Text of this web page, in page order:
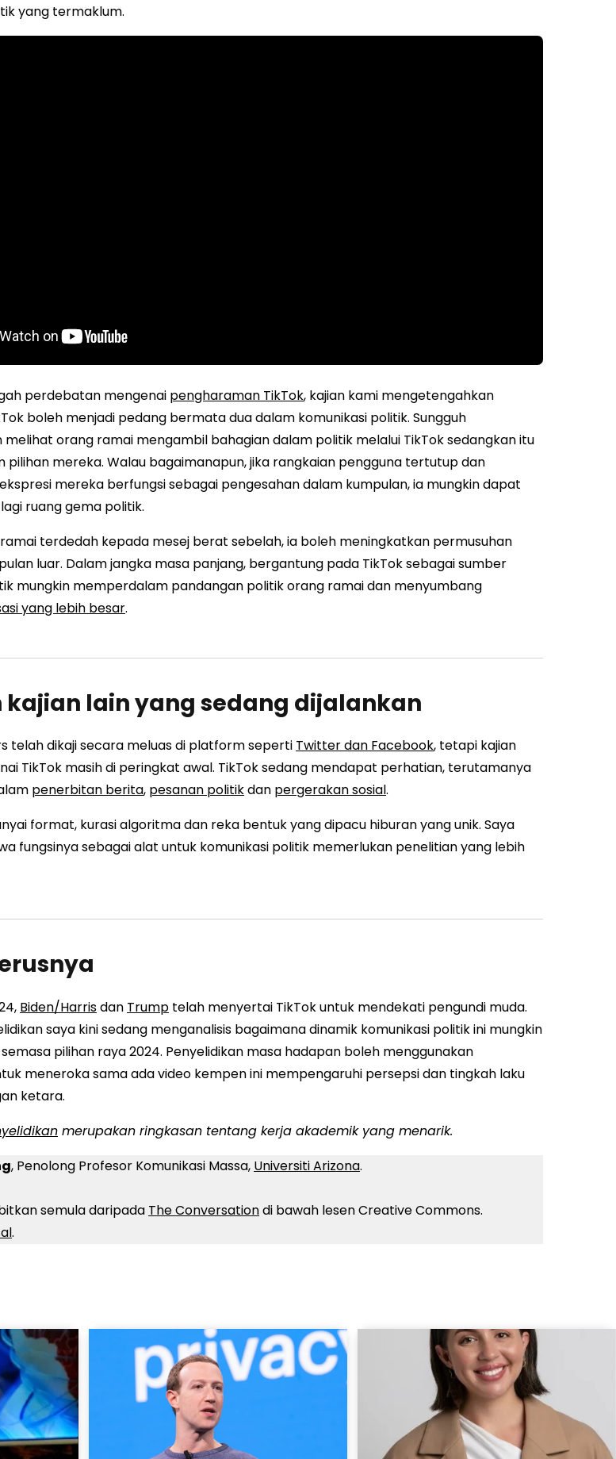
yang termaklum.
perdebatan mengenai pengharaman TikTok, kajian kami mengetengahkan
boleh menjadi pedang bermata dua dalam komunikasi politik. Sungguh
melihat orang ramai mengambil bahagian dalam politik melalui TikTok sedangkan itu
pilihan mereka. Walau bagaimanapun, jika rangkaian pengguna tertutup dan
mereka berfungsi sebagai pengesahan dalam kumpulan, ia mungkin dapat
ruang gema politik.
terdedah kepada mesej berat sebelah, ia boleh meningkatkan permusuhan
luar. Dalam jangka masa panjang, bergantung pada TikTok sebagai sumber
mungkin memperdalam pandangan politik orang ramai dan menyumbang
yang lebih besar.
kajian lain yang sedang dijalankan
telah dikaji secara meluas di platform seperti Twitter dan Facebook, tetapi kajian
TikTok masih di peringkat awal. TikTok sedang mendapat perhatian, terutamanya
penerbitan berita, pesanan politikdan pergerakan sosial.
format, kurasi algoritma dan reka bentuk yang dipacu hiburan yang unik. Saya
fungsinya sebagai alat untuk komunikasi politik memerlukan penelitian yang lebih
Biden/Harrisdan Trump telah menyertai TikTok untuk mendekati pengundi muda.
saya kini sedang menganalisis bagaimana dinamik komunikasi politik ini mungkin
pilihan raya 2024. Penyelidikan masa hadapan boleh menggunakan
meneroka sama ada video kempen ini mempengaruhi persepsi dan tingkah laku
ketara.
merupakan ringkasan tentang kerja akademik yang menarik.
, Penolong Profesor Komunikasi Massa, Universiti Arizona.
semula daripada The Conversationdi bawah lesen Creative Commons.
.